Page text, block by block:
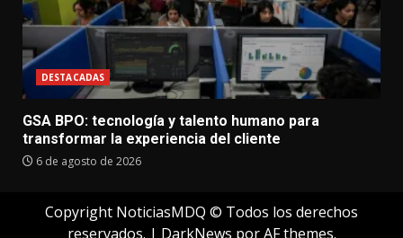
DESTACADAS
GSA BPO: tecnología y talento humano para
transformar la experiencia del cliente
6 de agosto de 2026
Copyright NoticiasMDQ © Todos los derechos
reservados. | DarkNews por AF themes.